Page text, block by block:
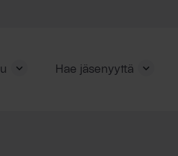
Hae jäsenyyttä